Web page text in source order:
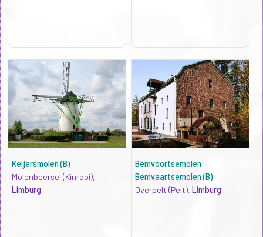
Keijersmolen (B)
Molenbeersel (Kinrooi),
Limburg
Bemvoortsemolen
Bemvaartsemolen (B)
Overpelt (Pelt),Limburg